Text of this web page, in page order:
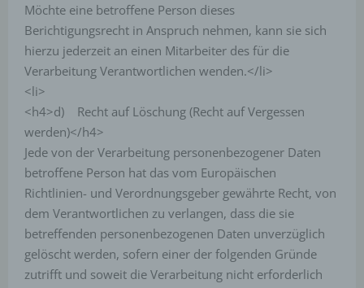
Möchte eine betroffene Person dieses
Berichtigungsrecht in Anspruch nehmen, kann sie sich
hierzu jederzeit an einen Mitarbeiter des für die
Verarbeitung Verantwortlichen wenden.</li>
<li>
<h4>d) Recht auf Löschung (Recht auf Vergessen
werden)</h4>
Jede von der Verarbeitung personenbezogener Daten
betroffene Person hat das vom Europäischen
Richtlinien- und Verordnungsgeber gewährte Recht, von
dem Verantwortlichen zu verlangen, dass die sie
betreffenden personenbezogenen Daten unverzüglich
gelöscht werden, sofern einer der folgenden Gründe
zutrifft und soweit die Verarbeitung nicht erforderlich
den Fall, dass die betroffene Person durch einen
abgegebenen Kommentar die Rechte Dritter
verletzt oder rechtswidrige Inhalte postet. Die
Speicherung dieser personenbezogenen Daten
erfolgt daher im eigenen Interesse des für die
Verarbeitung Verantwortlichen, damit sich dieser
im Falle einer Rechtsverletzung gegebenenfalls
exkulpieren könnte. Es erfolgt keine Weitergabe
dieser erhobenen personenbezogenen Daten an
Dritte, sofern eine solche Weitergabe nicht
gesetzlich vorgeschrieben ist oder der
Rechtsverteidigung des für die Verarbeitung
Gravatar
Bei Kommentaren wird auf den Gravatar Service von
Auttomatic zurückgegriffen. Gravatar gleicht Ihre